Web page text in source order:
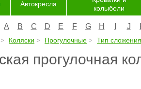
Автокресла
колыбели
A B C D E F G H J
Коляски Прогулочные Тип
прогулочная